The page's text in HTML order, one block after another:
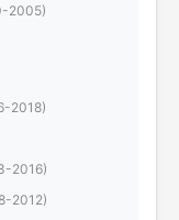
2005)
2018)
2016)
2012)